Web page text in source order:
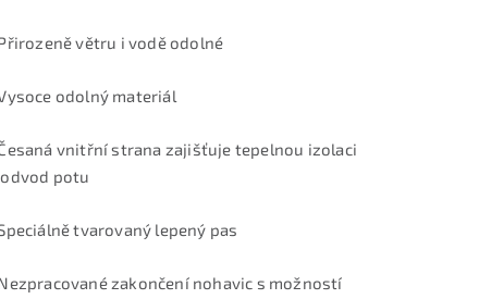
Přirozeně větru i vodě odolné
odolný materiál
Česaná vnitřní strana zajišťuje tepelnou izolaci
potu
tvarovaný lepený pas
Nezpracované zakončení nohavic s možností